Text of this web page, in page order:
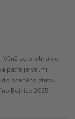
Vůně se prolíná do
patře je velmi
oceněno zlatou
Bojnice 2025.